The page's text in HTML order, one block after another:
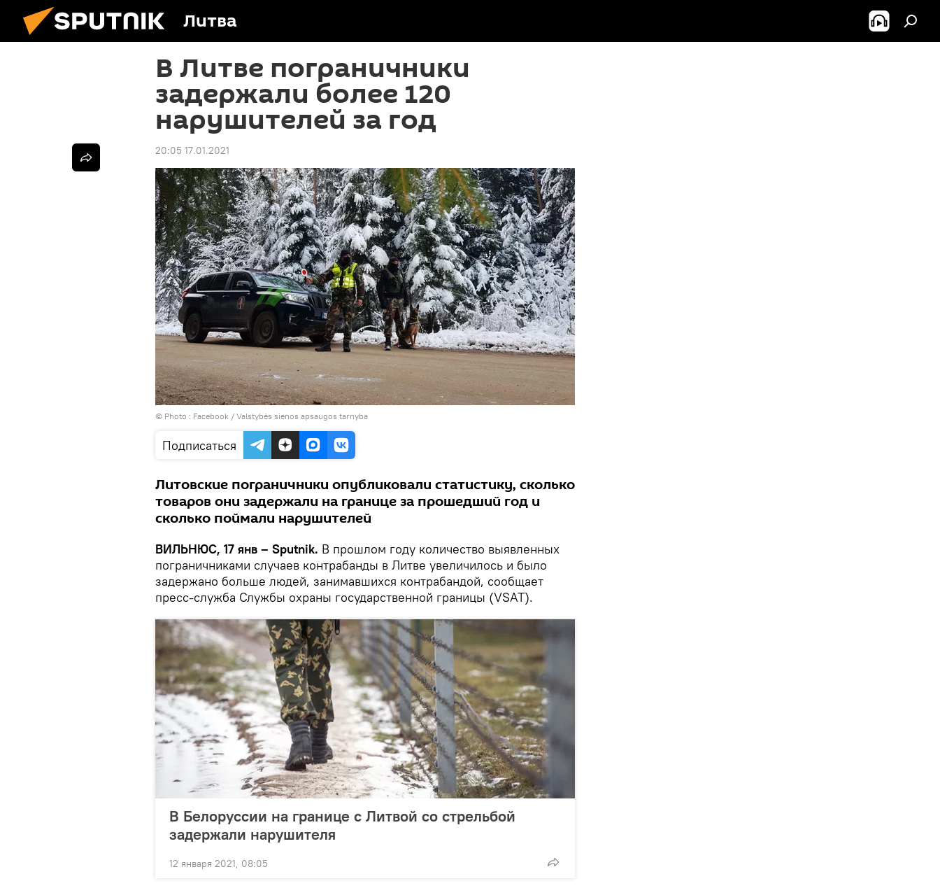
Литва
В Литве пограничники
задержали более 120
нарушителей за год
20:05 17.01.2021
© Photo : Facebook / Valstybės sienos apsaugos tarnyba
Подписаться
Литовские пограничники опубликовали статистику, сколько
товаров они задержали на границе за прошедший год и
сколько поймали нарушителей
ВИЛЬНЮС, 17 янв – Sputnik. В прошлом году количество выявленных
пограничниками случаев контрабанды в Литве увеличилось и было
задержано больше людей, занимавшихся контрабандой, сообщает
пресс-служба Службы охраны государственной границы (VSAT).
В Белоруссии на границе с Литвой со стрельбой
задержали нарушителя
12 января 2021, 08:05